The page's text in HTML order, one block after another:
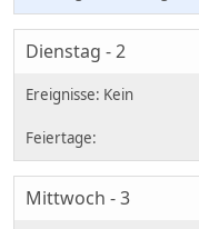
Dienstag - 2
Mittwoch - 3